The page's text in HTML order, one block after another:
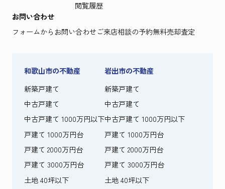
閲覧履歴
お問い合わせ
フォームからお問い合わせご来店相談の予約無料売却査定
和歌山市の不動産
新築戸建て
中古戸建て
中古戸建て 1000万円以下
戸建て 1000万円台
戸建て 2000万円台
戸建て 3000万円台
土地 40坪以下
岩出市の不動産
新築戸建て
中古戸建て
中古戸建て 1000万円以下
戸建て 1000万円台
戸建て 2000万円台
戸建て 3000万円台
土地 40坪以下